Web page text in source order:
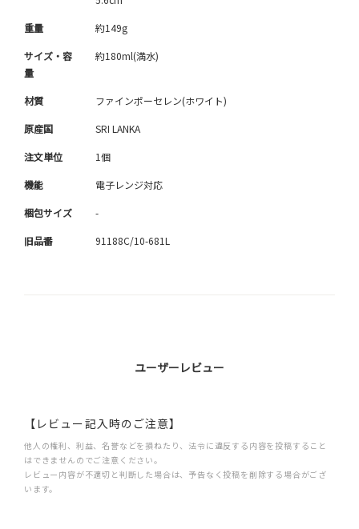
重量 約149g
サイズ・容
量
約180ml(満水)
材質 ファインポーセレン(ホワイト)
原産国 SRI LANKA
注文単位 1個
機能 電子レンジ対応
梱包サイズ -
旧品番 91188C/10-681L
ユーザーレビュー
【レビュー記入時のご注意】
他人の権利、利益、名誉などを損ねたり、法令に違反する内容を投稿すること
はできませんのでご注意ください。
レビュー内容が不適切と判断した場合は、予告なく投稿を削除する場合がござ
います。